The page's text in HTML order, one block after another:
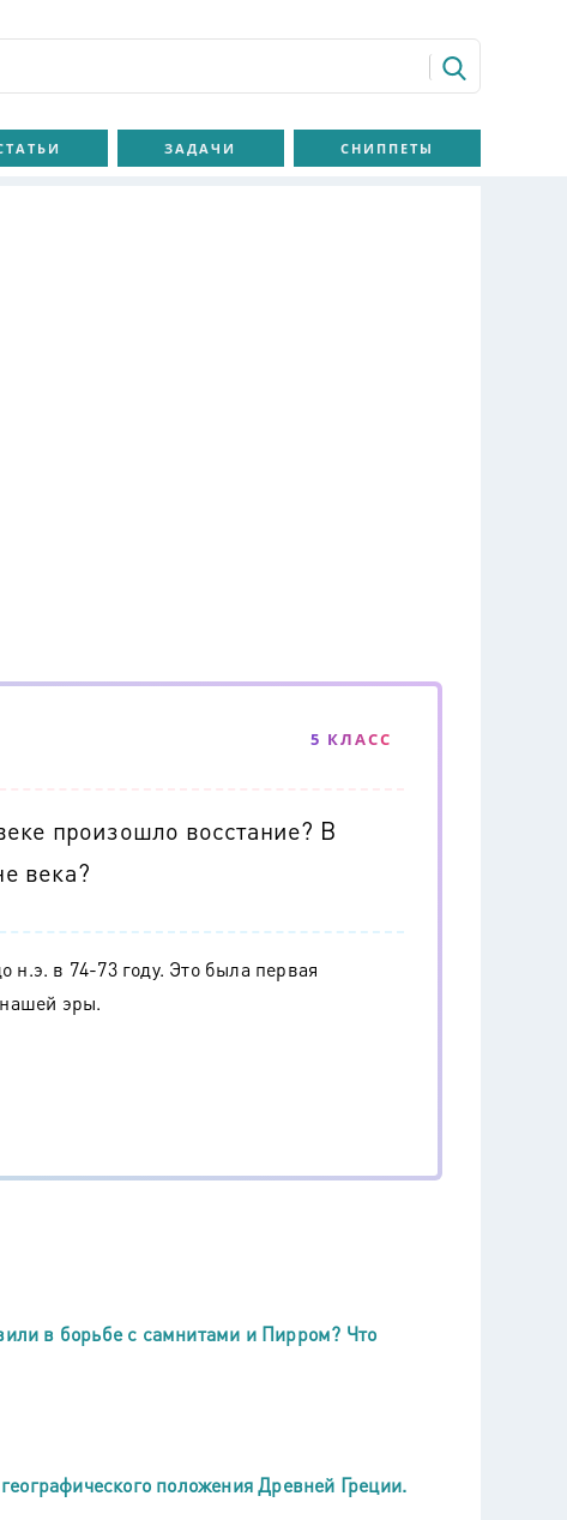
ЗАДАЧИ СНИППЕТЫ
5 КЛАСС
произошло восстание? В
века?
н.э. в 74-73 году. Это была первая
эры.
в борьбе с самнитами и Пирром? Что
положения Древней Греции.